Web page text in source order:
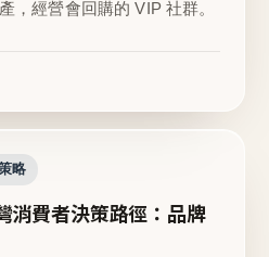
，經營會回購的 VIP 社群。
略
消費者決策路徑：品牌